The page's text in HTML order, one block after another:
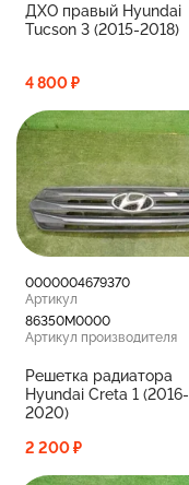
ДХО правый Hyundai
Tucson 3 (2015-2018)
4 800 ₽
0000004679370
Артикул
86350M0000
Артикул производителя
Решетка радиатора
Hyundai Creta 1 (2016-
2020)
2 200 ₽